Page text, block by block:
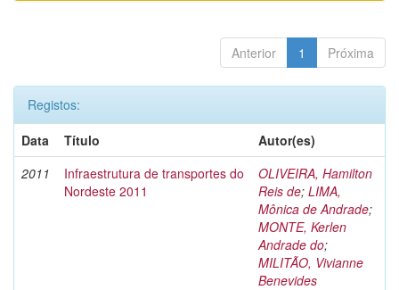
Anterior 1 Próxima
Registos:
Data
Título
Autor(es)
2011
Infraestrutura de transportes do
Nordeste 2011
OLIVEIRA, Hamilton
Reis de; LIMA,
Mônica de Andrade;
MONTE, Kerlen
Andrade do;
MILITÃO, Vivianne
Benevides